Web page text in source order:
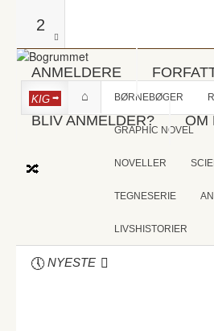
2
ANMELDERE
BLIV ANMELDER? OM
KIG BØRNEBØGER
GRAPHIC NOVEL
NOVELLER
TEGNESERIE
LIVSHISTORIER
NYESTE